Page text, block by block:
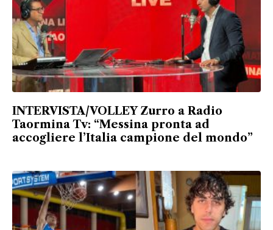
INTERVISTA/VOLLEY Zurro a Radio
Taormina Tv: “Messina pronta ad
accogliere l’Italia campione del mondo”